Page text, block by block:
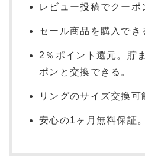
レビュー投稿でクーポ
セール商品を購入でき
2％ポイント還元。貯
ポンと交換できる。
リングのサイズ交換可
安心の1ヶ月無料保証。